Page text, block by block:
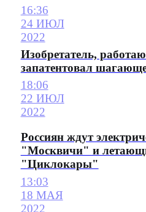
16:36
24 ИЮЛ
2022
Изобретатель,
запатентовал
18:06
22 ИЮЛ
2022
Россиян ждут
"Москвичи" и
"Циклокары"
13:03
18 МАЯ
2022